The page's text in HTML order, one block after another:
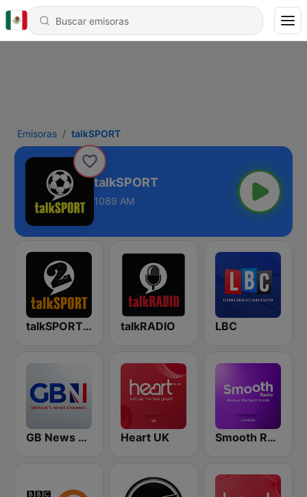
Emisoras talkSPORT
talkSPORT
1089 AM
talkSPORT 2 talkRADIO LBC
GB News Radio Heart UK Smooth Radio London